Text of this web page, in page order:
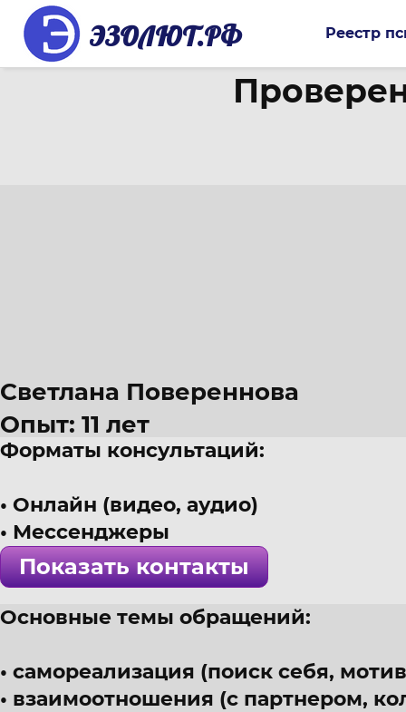
ЭЗОЛЮТ.РФ Реестр
Светлана Повереннова
Опыт: 11 лет
40 лет
г. Санкт-Петербург
Психолог, ТОП, МАК-
! Специалист проверен >>>
Форматы консультаций:
Онлайн (видео, аудио)
Мессенджеры
Показать контакты
Основные темы обращений:
самореализация (поиск себя,
взаимоотношения (с партнером,